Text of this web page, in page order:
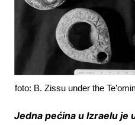
foto: B. Zissu under the
Jedna pećina u Izraelu je